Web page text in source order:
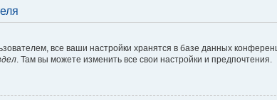
все ваши настройки хранятся в базе данных
. Там вы можете изменить все свои настройки и предпочтения.